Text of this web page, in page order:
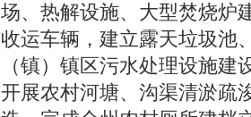
场、热解设施、大型焚烧炉
收运车辆，建立露天垃圾池
（镇）镇区污水处理设施
开展农村河塘、沟渠清淤疏